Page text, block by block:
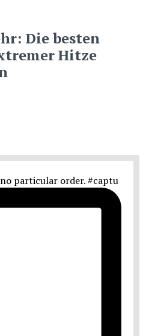
Die besten
Hitze
particular order. #captu